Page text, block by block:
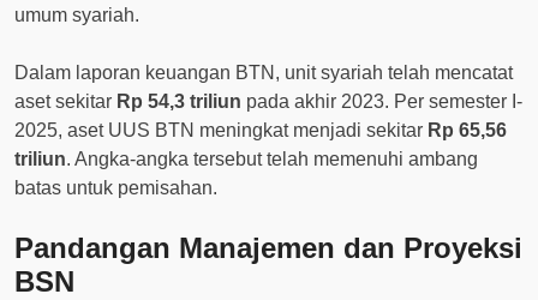
umum syariah.
Dalam laporan keuangan BTN, unit syariah telah mencatat
aset sekitar Rp 54,3 triliun pada akhir 2023. Per semester I-
2025, aset UUS BTN meningkat menjadi sekitar Rp 65,56
triliun. Angka-angka tersebut telah memenuhi ambang
batas untuk pemisahan.
Pandangan Manajemen dan Proyeksi
BSN